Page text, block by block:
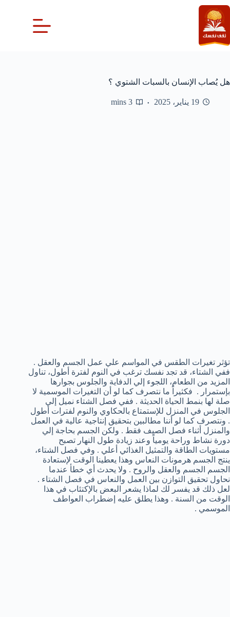
التجاوز
إلى
المحتوى
هل يُصاب الإنسان بالسبات الشتوي ؟
19 يناير، 2025 3 mins
تؤثر تغيرات الطقس في المواسم علي عمل الجسم والعقل .
ففي الشتاء، قد تجد نفسك ترغب في النوم لفترة أطول، تناول
المزيد من الطعام، اللجوء إلي الدفاية والجلوس بجوارها
بإستمرار . فكثيراً ما نتصرف كما لو أن التغيرات الموسمية لا
صلة لها بنمط الحياة الحديثة . ففي فصل الشتاء نميل إلي
الجلوس في المنزل للإستمتاع بالحكاوي والنوم لفترات أطول
. ونتصرف كما لو أننا مطالبين بتحقيق إنتاجية عالية في العمل
والمنزل أثناء فصل الصيف فقط . ولكن الجسم بحاجة إلي
دورة نشاط وراحة يومياً وعند زيادة طول النهار تصبح
مستويات الطاقة والتمثيل الغذائي أعلي . وفي فصل الشتاء،
ينتج الجسم هرمونات النعاس وهذا يعطينا الوقت لإستعادة
الجسم الجسم والعقل والروح . ولا يحدث أي خطأ عندما
نحاول تحقيق التوازن بين العمل والنعاس في فصل الشتاء .
لعل ذلك قد يفسر لك لماذا يشعر البعض بالإكتئاب في هذا
الوقت من السنة . وهذا يطلق عليه إضطراب العواطف
الموسمي .